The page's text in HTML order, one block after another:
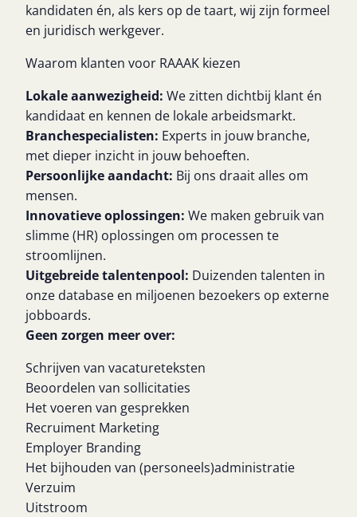
kandidaten én, als kers op de taart, wij zijn formeel
en juridisch werkgever.
Waarom klanten voor RAAAK kiezen
Lokale aanwezigheid: We zitten dichtbij klant én
kandidaat en kennen de lokale arbeidsmarkt.
Branchespecialisten: Experts in jouw branche,
met dieper inzicht in jouw behoeften.
Persoonlijke aandacht: Bij ons draait alles om
mensen.
Innovatieve oplossingen: We maken gebruik van
slimme (HR) oplossingen om processen te
stroomlijnen.
Uitgebreide talentenpool: Duizenden talenten in
onze database en miljoenen bezoekers op externe
jobboards.
Geen zorgen meer over:
Schrijven van vacatureteksten
Beoordelen van sollicitaties
Het voeren van gesprekken
Recruiment Marketing
Employer Branding
Het bijhouden van (personeels)administratie
Verzuim
Uitstroom